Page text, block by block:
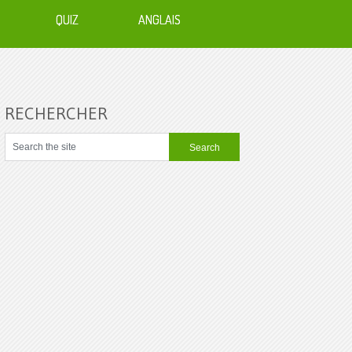
QUIZ ANGLAIS
RECHERCHER